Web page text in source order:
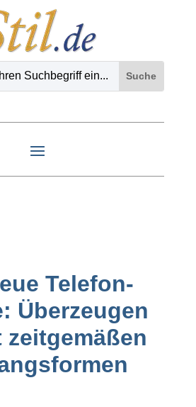
Telefon-
Überzeugen
zeitgemäßen